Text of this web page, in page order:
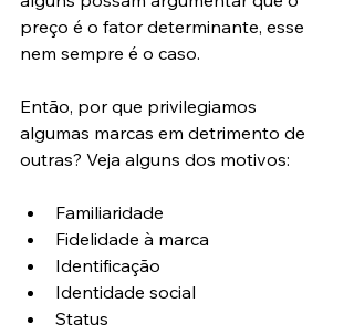
preço é o fator determinante, esse
nem sempre é o caso.
Então, por que privilegiamos
algumas marcas em detrimento de
outras? Veja alguns dos motivos:
Familiaridade
Fidelidade à marca
Identificação
Identidade social
Status